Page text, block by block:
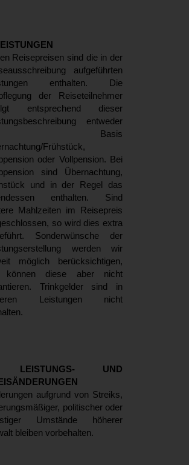
Reisepreisen sind die in der
aufgeführten
enthalten. Die
der Reiseteilnehmer
entsprechend dieser
entweder
Basis
Frühstück,
oder Vollpension. Bei
sind Übernachtung,
und in der Regel das
enthalten. Sind
Mahlzeiten im Reisepreis
so wird dies extra
Sonderwünsche der
werden wir
möglich berücksichtigen,
können diese aber nicht
Trinkgelder sind in
Leistungen nicht
UND
aufgrund von Streiks,
politischer oder
Umstände höherer
bleiben vorbehalten.